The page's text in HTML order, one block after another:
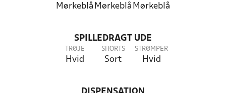
Mørkeblå Mørkeblå Mørkeblå
SPILLEDRAGT UDE
TRØJE
Hvid
SHORTS
Sort
STRØMPER
Hvid